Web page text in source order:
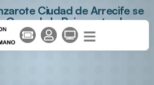
Ciudad de Arrecife se
Copa de la Reina ante el
Anaitasuna